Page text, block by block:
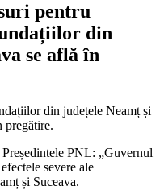
pentru
din
se află în
din județele Neamț și
pregătire.
PNL: „Guvernul
severe ale
și Suceava.